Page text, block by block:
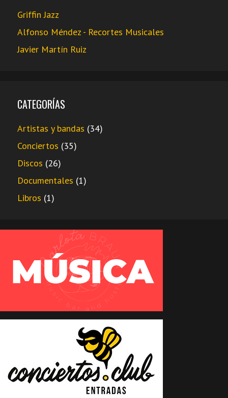
Griffin Jazz
Alfonso Méndez - Recortes Musicales
Javier Martín Ruiz
CATEGORÍAS
Artistas y bandas (34)
Conciertos (35)
Discos (26)
Documentales (1)
Libros (1)